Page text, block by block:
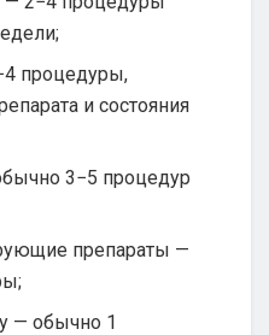
процедуры,
и состояния
3−5 процедур
препараты —
— обычно 1